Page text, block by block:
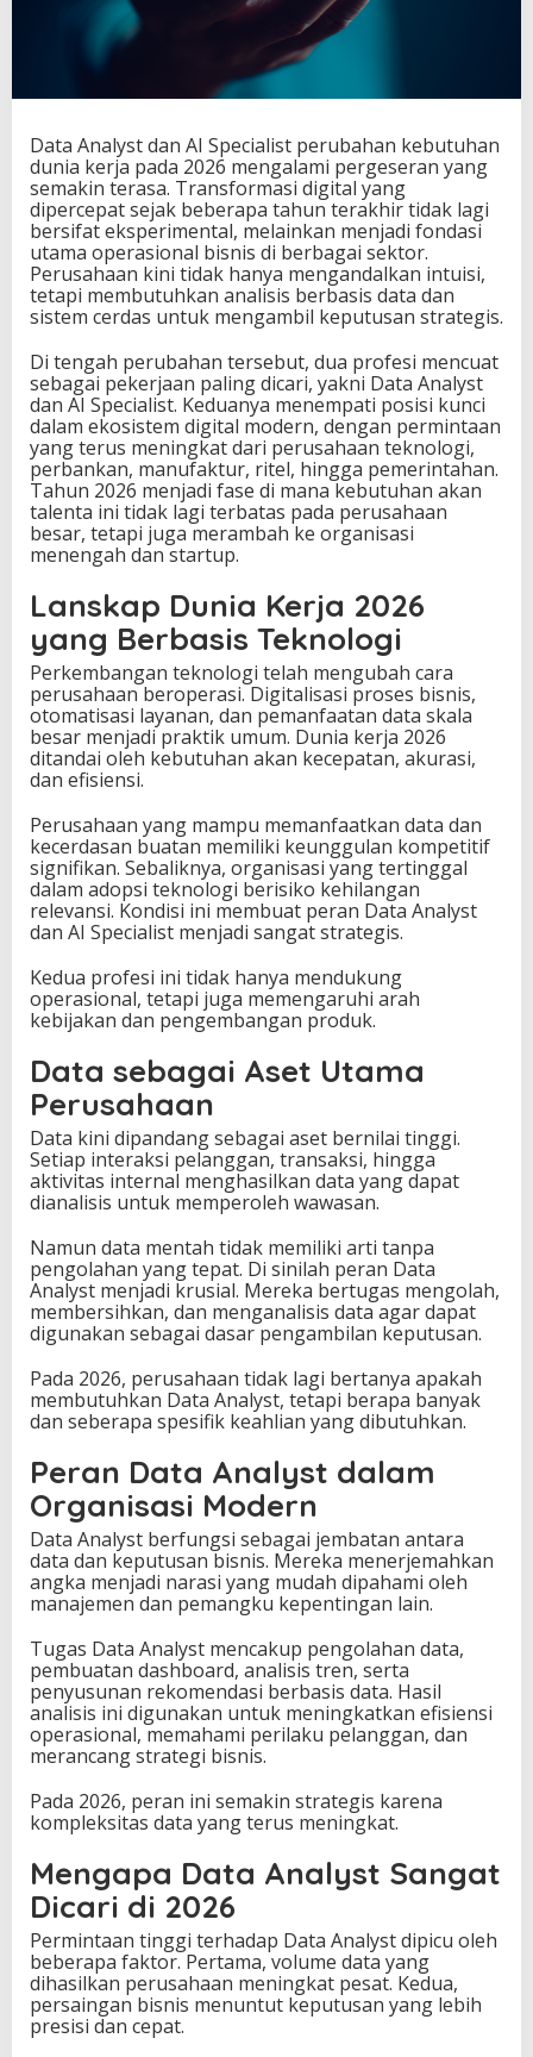
D
t
a
A
n
a
l
y
s
t
a
n
A
I
S
p
e
c
i
a
i
s
t
a
d
i
P
r
a
d
o
n
a
D
n
i
a
e
r
j
a
Data Analyst dan AI Specialist perubahan kebutuhan
dunia kerja pada 2026 mengalami pergeseran yang
semakin terasa. Transformasi digital yang
dipercepat sejak beberapa tahun terakhir tidak lagi
bersifat eksperimental, melainkan menjadi fondasi
utama operasional bisnis di berbagai sektor.
Perusahaan kini tidak hanya mengandalkan intuisi,
tetapi membutuhkan analisis berbasis data dan
sistem cerdas untuk mengambil keputusan strategis.
Di tengah perubahan tersebut, dua profesi mencuat
sebagai pekerjaan paling dicari, yakni Data Analyst
dan AI Specialist. Keduanya menempati posisi kunci
dalam ekosistem digital modern, dengan permintaan
yang terus meningkat dari perusahaan teknologi,
perbankan, manufaktur, ritel, hingga pemerintahan.
Tahun 2026 menjadi fase di mana kebutuhan akan
talenta ini tidak lagi terbatas pada perusahaan
besar, tetapi juga merambah ke organisasi
menengah dan startup.
Lanskap Dunia Kerja 2026
yang Berbasis Teknologi
Perkembangan teknologi telah mengubah cara
perusahaan beroperasi. Digitalisasi proses bisnis,
otomatisasi layanan, dan pemanfaatan data skala
besar menjadi praktik umum. Dunia kerja 2026
ditandai oleh kebutuhan akan kecepatan, akurasi,
dan efisiensi.
Perusahaan yang mampu memanfaatkan data dan
kecerdasan buatan memiliki keunggulan kompetitif
signifikan. Sebaliknya, organisasi yang tertinggal
dalam adopsi teknologi berisiko kehilangan
relevansi. Kondisi ini membuat peran Data Analyst
dan AI Specialist menjadi sangat strategis.
Kedua profesi ini tidak hanya mendukung
operasional, tetapi juga memengaruhi arah
kebijakan dan pengembangan produk.
Data sebagai Aset Utama
Perusahaan
Data kini dipandang sebagai aset bernilai tinggi.
Setiap interaksi pelanggan, transaksi, hingga
aktivitas internal menghasilkan data yang dapat
dianalisis untuk memperoleh wawasan.
Namun data mentah tidak memiliki arti tanpa
pengolahan yang tepat. Di sinilah peran Data
Analyst menjadi krusial. Mereka bertugas mengolah,
membersihkan, dan menganalisis data agar dapat
digunakan sebagai dasar pengambilan keputusan.
Pada 2026, perusahaan tidak lagi bertanya apakah
membutuhkan Data Analyst, tetapi berapa banyak
dan seberapa spesifik keahlian yang dibutuhkan.
Peran Data Analyst dalam
Organisasi Modern
Data Analyst berfungsi sebagai jembatan antara
data dan keputusan bisnis. Mereka menerjemahkan
angka menjadi narasi yang mudah dipahami oleh
manajemen dan pemangku kepentingan lain.
Tugas Data Analyst mencakup pengolahan data,
pembuatan dashboard, analisis tren, serta
penyusunan rekomendasi berbasis data. Hasil
analisis ini digunakan untuk meningkatkan efisiensi
operasional, memahami perilaku pelanggan, dan
merancang strategi bisnis.
Pada 2026, peran ini semakin strategis karena
kompleksitas data yang terus meningkat.
Mengapa Data Analyst Sangat
Dicari di 2026
Permintaan tinggi terhadap Data Analyst dipicu oleh
beberapa faktor. Pertama, volume data yang
dihasilkan perusahaan meningkat pesat. Kedua,
persaingan bisnis menuntut keputusan yang lebih
presisi dan cepat.